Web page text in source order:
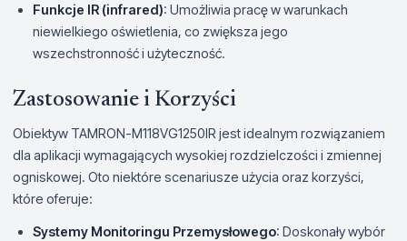
Funkcje IR (infrared): Umożliwia pracę w warunkach
niewielkiego oświetlenia, co zwiększa jego
wszechstronność i użyteczność.
Zastosowanie i Korzyści
Obiektyw TAMRON-M118VG1250IR jest idealnym rozwiązaniem
dla aplikacji wymagających wysokiej rozdzielczości i zmiennej
ogniskowej. Oto niektóre scenariusze użycia oraz korzyści,
które oferuje:
Systemy Monitoringu Przemysłowego: Doskonały wybór